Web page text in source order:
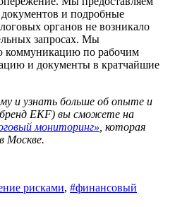
и подробные
органов не возникало
запросах. Мы
коммуникацию по рабочим
и документы в кратчайшие
и узнать больше об опыте и
EKF) вы сможете на
мониторинг» , которая
Москве.
рисками, #финансовый